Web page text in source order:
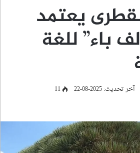
يعتمد
باء” للغة
آخر تحديث: 2025-08-22
11